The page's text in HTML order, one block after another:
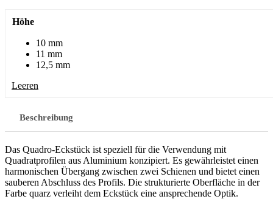
Höhe
10 mm
11 mm
12,5 mm
Leeren
Beschreibung
Das Quadro-Eckstück ist speziell für die Verwendung mit
Quadratprofilen aus Aluminium konzipiert. Es gewährleistet einen
harmonischen Übergang zwischen zwei Schienen und bietet einen
sauberen Abschluss des Profils. Die strukturierte Oberfläche in der
Farbe quarz verleiht dem Eckstück eine ansprechende Optik.